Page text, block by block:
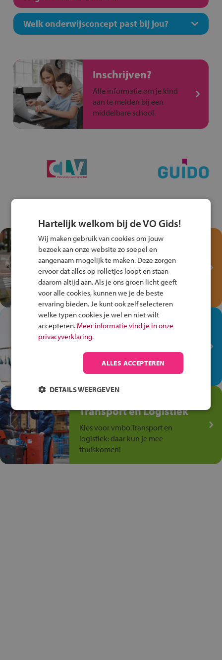
Welk onderwijsconcept past bij jou?
Inschrijven?
Alle informatie om je kind
aan te melden bij een
middelbare school.
Test je kennis met het
Fiets Veilig
Verkeersspel!
Speel het Fiets Veilig Verkeersspel
en win een Cortina-fiets!
In de winkel ben je op je
plek!
op de winkelvloer, waar elke dag
anders is!
Transport en Logistiek
Kies voor vmbo Transport en
logistiek: daar kun je mee
thuiskomen!
Hartelijk welkom bij de VO Gids!
Wij maken gebruik van cookies om jouw
bezoek aan onze website zo soepel en
aangenaam mogelijk te maken. Deze zorgen
ervoor dat alles op rolletjes loopt en staan
daarom altijd aan. Als je ons groen licht geeft
voor alle cookies, kunnen we je de beste
ervaring bieden. Je kunt ook zelf selecteren
welke typen cookies je wel en niet wilt
accepteren. Meer informatie vind je in onze
privacyverklaring.
ALLES ACCEPTEREN
DETAILS WEERGEVEN